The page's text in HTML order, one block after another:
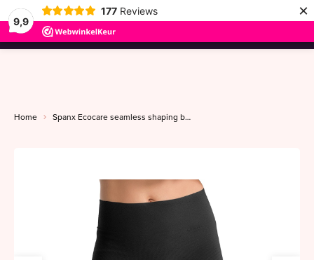
9,9
177 Reviews ×
menu
Home Spanx Ecocare seamless shaping boyshort S-XL very black